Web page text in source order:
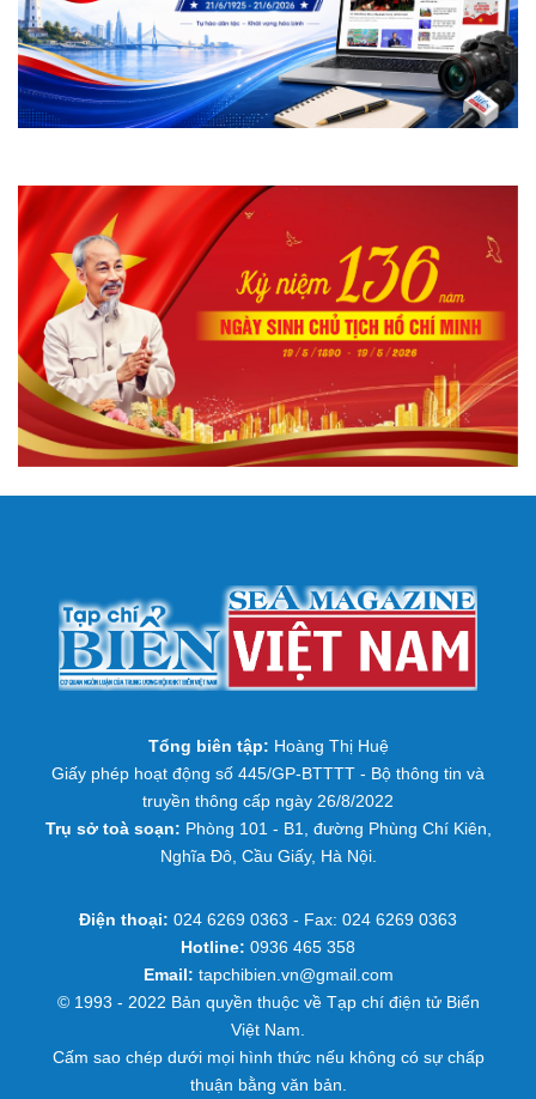
Tổng biên tập: Hoàng Thị Huệ
Giấy phép hoạt động số 445/GP-BTTTT - Bộ thông tin và
truyền thông cấp ngày 26/8/2022
Trụ sở toà soạn: Phòng 101 - B1, đường Phùng Chí Kiên,
Nghĩa Đô, Cầu Giấy, Hà Nội.
Điện thoại: 024 6269 0363 - Fax: 024 6269 0363
Hotline: 0936 465 358
Email: tapchibien.vn@gmail.com
© 1993 - 2022 Bản quyền thuộc về Tạp chí điện tử Biển
Việt Nam.
Cấm sao chép dưới mọi hình thức nếu không có sự chấp
thuận bằng văn bản.